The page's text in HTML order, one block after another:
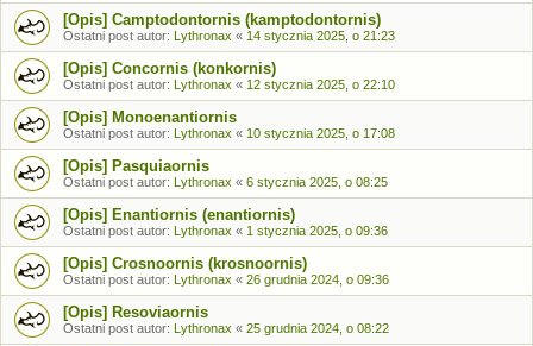
[Opis] Camptodontornis (kamptodontornis)
Ostatni post autor: Lythronax « 14 stycznia 2025, o 21:23
[Opis] Concornis (konkornis)
Ostatni post autor: Lythronax « 12 stycznia 2025, o 22:10
[Opis] Monoenantiornis
Ostatni post autor: Lythronax « 10 stycznia 2025, o 17:08
[Opis] Pasquiaornis
Ostatni post autor: Lythronax « 6 stycznia 2025, o 08:25
[Opis] Enantiornis (enantiornis)
Ostatni post autor: Lythronax « 1 stycznia 2025, o 09:36
[Opis] Crosnoornis (krosnoornis)
Ostatni post autor: Lythronax « 26 grudnia 2024, o 09:36
[Opis] Resoviaornis
Ostatni post autor: Lythronax « 25 grudnia 2024, o 08:22